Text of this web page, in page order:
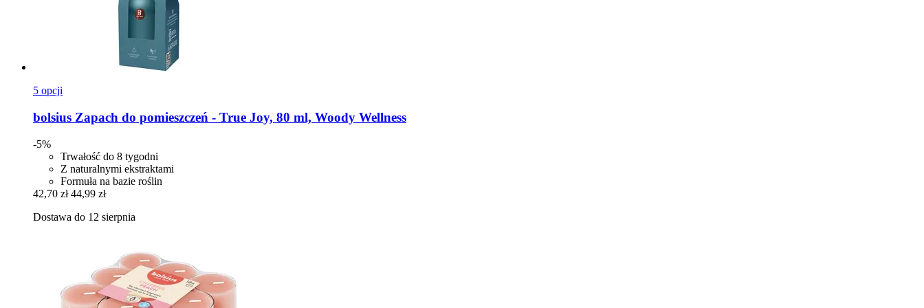
5 opcji
bolsius Zapach do pomieszczeń -​ True Joy, 80 ml, Woody Wellness
-5%
Trwałość do 8 tygodni
Z naturalnymi ekstraktami
Formuła na bazie roślin
42,70 zł 44,99 zł
Dostawa do 12 sierpnia